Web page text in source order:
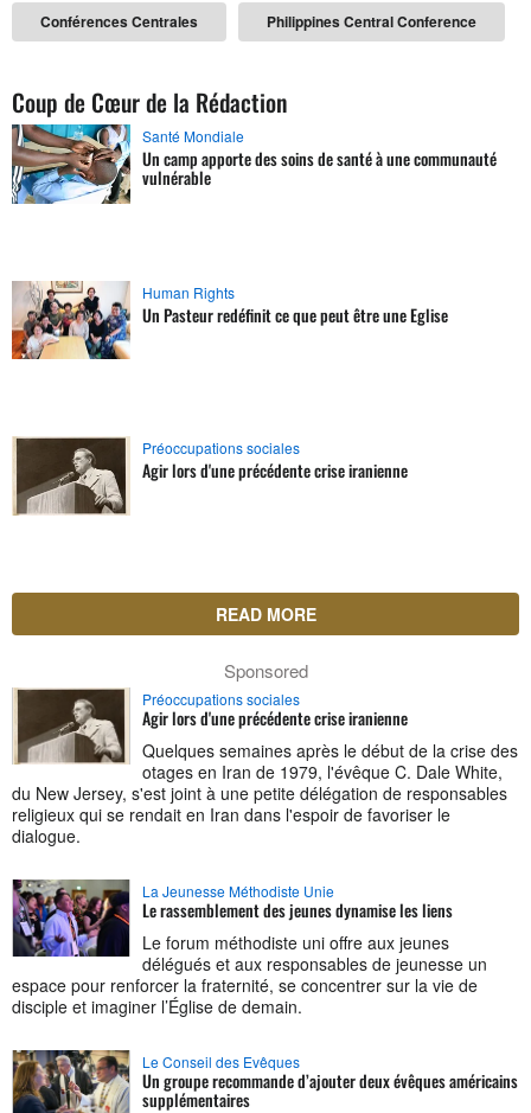
Conférences Centrales Philippines Central Conference
Coup de Cœur de la Rédaction
Santé Mondiale
Un camp apporte des soins de santé à une communauté
vulnérable
Human Rights
Un Pasteur redéfinit ce que peut être une Eglise
Préoccupations sociales
Agir lors d'une précédente crise iranienne
READ MORE
Sponsored
Préoccupations sociales
Agir lors d'une précédente crise iranienne
Quelques semaines après le début de la crise des
otages en Iran de 1979, l'évêque C. Dale White,
du New Jersey, s'est joint à une petite délégation de responsables
religieux qui se rendait en Iran dans l'espoir de favoriser le
dialogue.
La Jeunesse Méthodiste Unie
Le rassemblement des jeunes dynamise les liens
Le forum méthodiste uni offre aux jeunes
délégués et aux responsables de jeunesse un
espace pour renforcer la fraternité, se concentrer sur la vie de
disciple et imaginer l’Église de demain.
Le Conseil des Evêques
Un groupe recommande d’ajouter deux évêques américains
supplémentaires